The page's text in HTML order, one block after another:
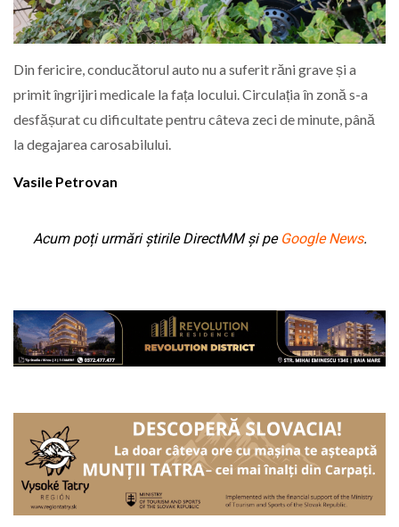
Din fericire, conducătorul auto nu a suferit răni grave și a
primit îngrijiri medicale la fața locului. Circulația în zonă s-a
desfășurat cu dificultate pentru câteva zeci de minute, până
la degajarea carosabilului.
Vasile Petrovan
Acum poți urmări știrile DirectMM și pe Google News.